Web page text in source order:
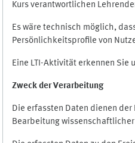
Kurs verantwortlichen
Es wäre technisch möglich,
Persönlichkeitsprofile von
Eine LTI-Aktivität erkennen
Zweck der Verarbeitung
Die erfassten Daten dienen
Bearbeitung